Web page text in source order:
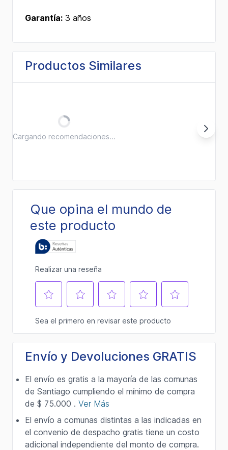
Garantía: 3 años
Productos Similares
Cargando recomendaciones...
Envío y Devoluciones GRATIS
El envío es gratis a la mayoría de las comunas
de Santiago cumpliendo el mínimo de compra
de $ 75.000 . Ver Más
El envío a comunas distintas a las indicadas en
el convenio de despacho gratis tiene un costo
adicional independiente del monto de compra.